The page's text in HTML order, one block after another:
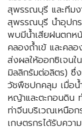
สุพรรณบุรี และทีม
สุพรรณบุรี นำอุปก
พบมีน้ำเสียฝนตกห
คลองถ้ำเข้ และคล
ส่งผลให้ออกซิเจนใ
มิลลิกรัมต่อลิตร) ซึ่
วัชพืชปกคลุม เมื่อน้
หญ้าและตะกอนดิน
ท่าจีนบริเวณเหนือก
เกษตรกรได้รับควา